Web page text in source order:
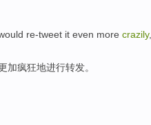
re-tweet it even more crazily
加疯狂地进行转发。